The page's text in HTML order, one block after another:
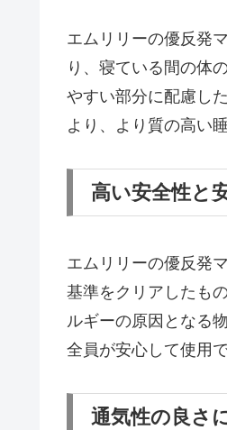
エムリリーの優反発
り、寝ている間の体
やすい部分に配慮し
より、より質の高い
高い安全性と
エムリリーの優反発
基準をクリアしたも
ルギーの原因となる
全員が安心して使用
通気性の良さ